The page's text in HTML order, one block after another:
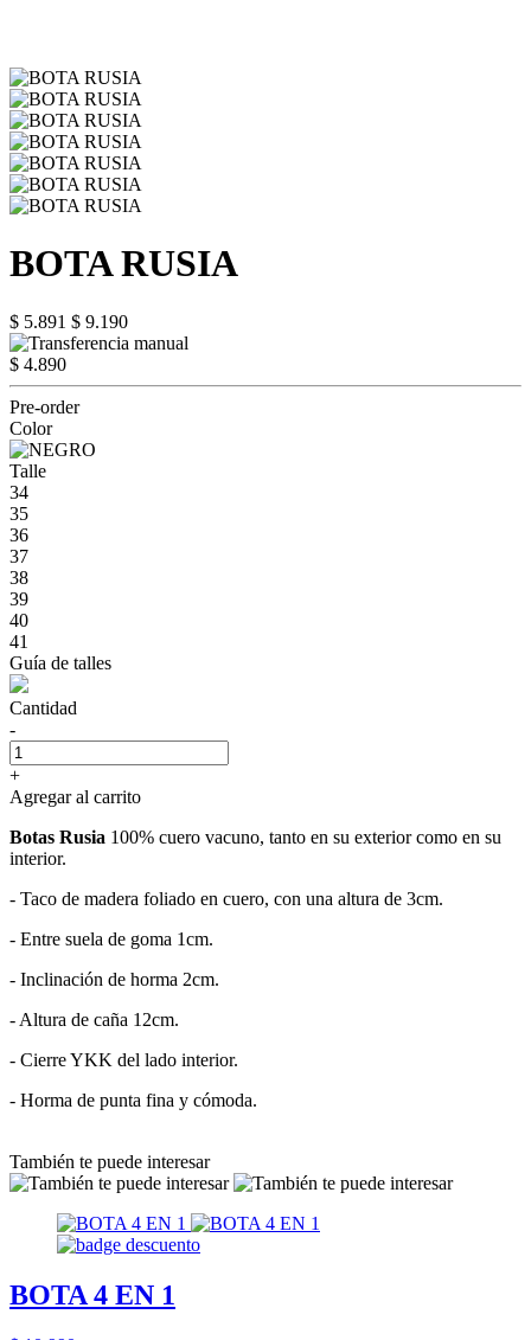
BOTA RUSIA
$ 5.891 $ 9.190
$ 4.890
Pre-order
Color
Talle
34
35
36
37
38
39
40
41
Guía de talles
Cantidad
-
+
Agregar al carrito
Botas Rusia 100% cuero vacuno, tanto en su exterior como en su
interior.
- Taco de madera foliado en cuero, con una altura de 3cm.
- Entre suela de goma 1cm.
- Inclinación de horma 2cm.
- Altura de caña 12cm.
- Cierre YKK del lado interior.
- Horma de punta fina y cómoda.
También te puede interesar
BOTA 4 EN 1